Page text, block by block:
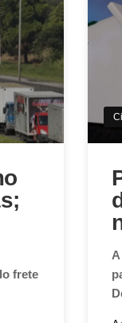
frete